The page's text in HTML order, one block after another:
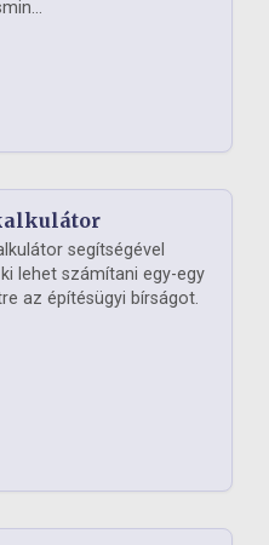
segítségével
lehet számítani egy-egy
az építésügyi bírságot.